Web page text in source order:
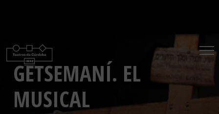
GETSEMANÍ. EL
MUSICAL